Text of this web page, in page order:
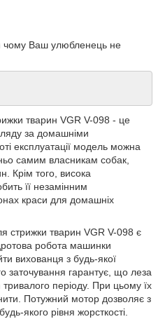
чому Ваш улюбленець не
тварин VGR V-098 - це
за домашніми
експлуатації модель можна
самим власникам собак,
Крім того, висока
її незамінним
краси для домашніх
стрижки тварин VGR V-098 є
робота машинки
вихованця з будь-якої
заточування гарантує, що леза
періоду. При цьому їх
Потужний мотор дозволяє з
якого рівня жорсткості.